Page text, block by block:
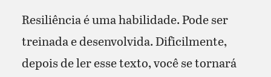
Resiliência é uma habilidade. Pode ser
treinada e desenvolvida. Dificilmente,
depois de ler esse texto, você se tornará